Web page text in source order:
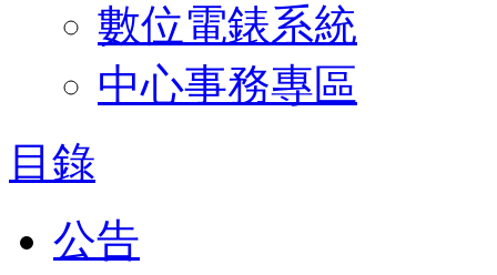
數位電錶系統
中心事務專區
目錄
公告